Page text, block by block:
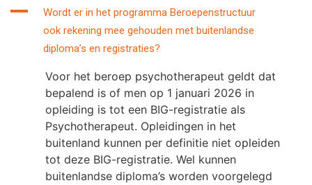
A
Wordt er in het programma Beroepenstructuur
ook rekening mee gehouden met buitenlandse
diploma’s en registraties?
Voor het beroep psychotherapeut geldt dat
bepalend is of men op 1 januari 2026 in
opleiding is tot een BIG-registratie als
Psychotherapeut. Opleidingen in het
buitenland kunnen per definitie niet opleiden
tot deze BIG-registratie. Wel kunnen
buitenlandse diploma’s worden voorgelegd